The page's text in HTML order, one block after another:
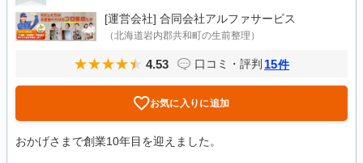
[運営会社] 合同会社アルファサービス
（北海道岩内郡共和町の生前整理）
4.53 口コミ・評判 15件
お気に入りに追加
おかげさまで創業10年目を迎えました。